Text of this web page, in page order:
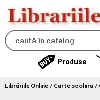
Produse
Librăriile Online / Carte scolara /